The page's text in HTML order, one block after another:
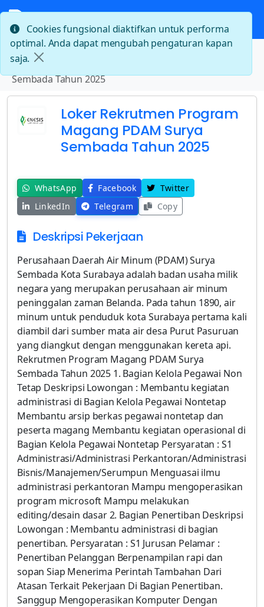
Beranda
Loker Rekrutmen Program Magang PDAM Surya
Sembada Tahun 2025
Loker Rekrutmen Program
Magang PDAM Surya
Sembada Tahun 2025
WhatsApp Facebook
Twitter
LinkedIn
Telegram Copy
Deskripsi Pekerjaan
Perusahaan Daerah Air Minum (PDAM) Surya
Sembada Kota Surabaya adalah badan usaha milik
negara yang merupakan perusahaan air minum
peninggalan zaman Belanda. Pada tahun 1890, air
minum untuk penduduk kota Surabaya pertama kali
diambil dari sumber mata air desa Purut Pasuruan
yang diangkut dengan menggunakan kereta api.
Rekrutmen Program Magang PDAM Surya
Sembada Tahun 2025 1. Bagian Kelola Pegawai Non
Tetap Deskripsi Lowongan : Membantu kegiatan
administrasi di Bagian Kelola Pegawai Nontetap
Membantu arsip berkas pegawai nontetap dan
peserta magang Membantu kegiatan operasional di
Bagian Kelola Pegawai Nontetap Persyaratan : S1
Administrasi/Administrasi Perkantoran/Administrasi
Bisnis/Manajemen/Serumpun Menguasai ilmu
administrasi perkantoran Mampu mengoperasikan
program microsoft Mampu melakukan
editing/desain dasar 2. Bagian Penertiban Deskripsi
Lowongan : Membantu administrasi di bagian
penertiban. Persyaratan : S1 Jurusan Pelamar :
Penertiban Pelanggan Berpenampilan rapi dan
sopan Siap Menerima Perintah Tambahan Dari
Atasan Terkait Pekerjaan Di Bagian Penertiban.
Sanggup Mengoperasikan Komputer Dengan
Cookies fungsional diaktifkan untuk performa
optimal. Anda dapat mengubah pengaturan kapan
saja.